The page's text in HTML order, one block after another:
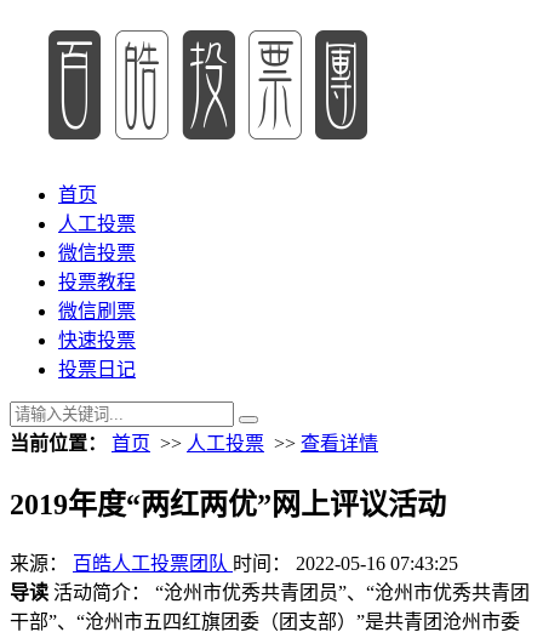
首页
人工投票
微信投票
投票教程
微信刷票
快速投票
投票日记
当前位置： 首页 >> 人工投票 >> 查看详情
2019年度“两红两优”网上评议活动
来源： 百皓人工投票团队 时间： 2022-05-16 07:43:25
导读 活动简介： “沧州市优秀共青团员”、“沧州市优秀共青团
干部”、“沧州市五四红旗团委（团支部）”是共青团沧州市委